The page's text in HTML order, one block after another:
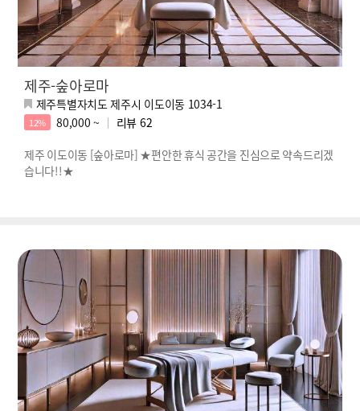
제주-숲아로마
제주특별자치도 제주시 이도이동 1034-1
12% 80,000 ~ 리뷰 62
제주 이도이동 [숲아로마] ★편안한 휴식 공간을 진심으로 약속드리겠
습니다!!★